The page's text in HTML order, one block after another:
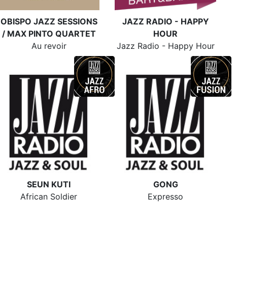
OBISPO JAZZ SESSIONS
/ MAX PINTO QUARTET
Au revoir
JAZZ RADIO - HAPPY
HOUR
Jazz Radio - Happy Hour
SEUN KUTI
African Soldier
GONG
Expresso